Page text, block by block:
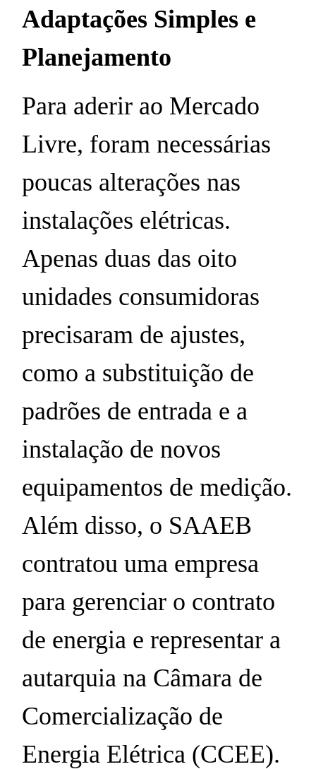
Adaptações Simples e
Planejamento
Para aderir ao Mercado
Livre, foram necessárias
poucas alterações nas
instalações elétricas.
Apenas duas das oito
unidades consumidoras
precisaram de ajustes,
como a substituição de
padrões de entrada e a
instalação de novos
equipamentos de medição.
Além disso, o SAAEB
contratou uma empresa
para gerenciar o contrato
de energia e representar a
autarquia na Câmara de
Comercialização de
Energia Elétrica (CCEE).